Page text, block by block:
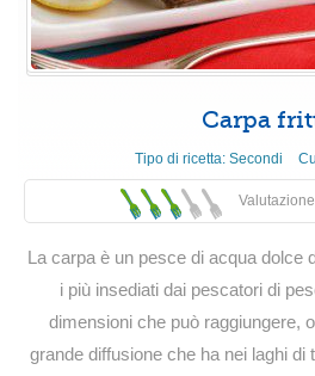
Carpa
Tipo di ricetta: Secondi
La carpa è un pesce di acqua dolce
i più insediati dai pescatori di
dimensioni che può raggiungere,
grande diffusione che ha nei laghi di